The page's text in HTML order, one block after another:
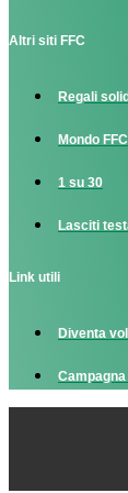
Altri siti FFC
Regali
Mondo FFC
1 su 30
Lasciti
Link utili
Diventa